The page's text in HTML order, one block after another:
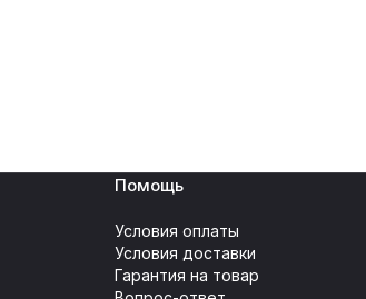
Помощь
Условия оплаты
Условия доставки
Гарантия на товар